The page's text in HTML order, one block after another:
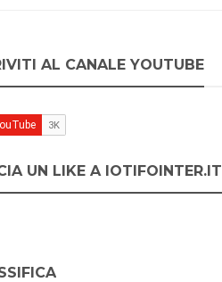
AL CANALE YOUTUBE
UN LIKE A IOTIFOINTER.IT